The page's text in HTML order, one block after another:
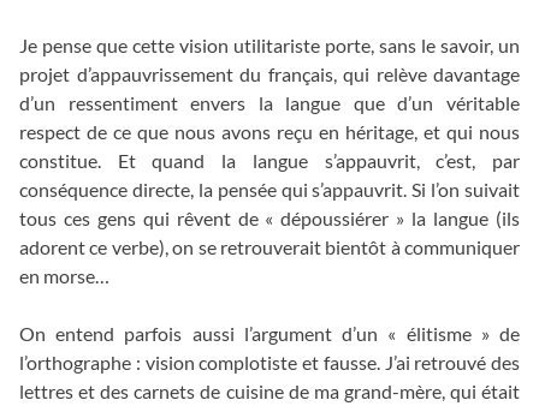
Je pense que cette vision utilitariste porte, sans le savoir, un
projet d’appauvrissement du français, qui relève davantage
d’un ressentiment envers la langue que d’un véritable
respect de ce que nous avons reçu en héritage, et qui nous
constitue. Et quand la langue s’appauvrit, c’est, par
conséquence directe, la pensée qui s’appauvrit. Si l’on suivait
tous ces gens qui rêvent de « dépoussiérer » la langue (ils
adorent ce verbe), on se retrouverait bientôt à communiquer
en morse…
On entend parfois aussi l’argument d’un « élitisme » de
l’orthographe : vision complotiste et fausse. J’ai retrouvé des
lettres et des carnets de cuisine de ma grand-mère, qui était